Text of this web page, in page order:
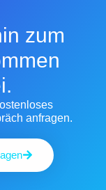
zum
anfragen.